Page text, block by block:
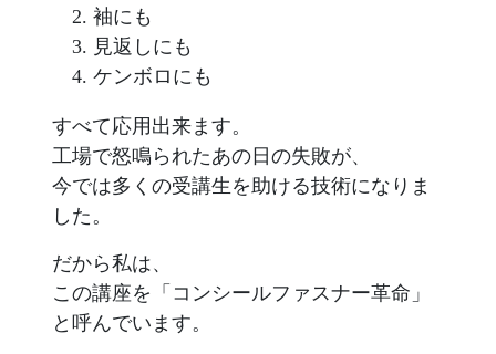
袖にも
見返しにも
ケンボロにも
すべて応用出来ます。
工場で怒鳴られたあの日の失敗が、
今では多くの受講生を助ける技術になりま
した。
だから私は、
この講座を「コンシールファスナー革命」
と呼んでいます。